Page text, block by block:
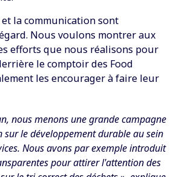
la communication sont
Nous voulons montrer aux
efforts que nous réalisons pour
le comptoir des Food
les encourager à faire leur
nous menons une grande campagne
sur le développement durable au sein
Nous avons par exemple introduit
pour attirer l'attention des